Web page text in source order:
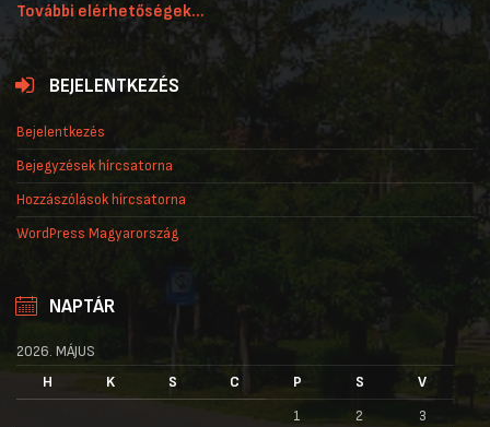
További elérhetőségek...
BEJELENTKEZÉS
Bejelentkezés
Bejegyzések hírcsatorna
Hozzászólások hírcsatorna
WordPress Magyarország
NAPTÁR
2026. MÁJUS
H
K S C P S
V
1
2
3